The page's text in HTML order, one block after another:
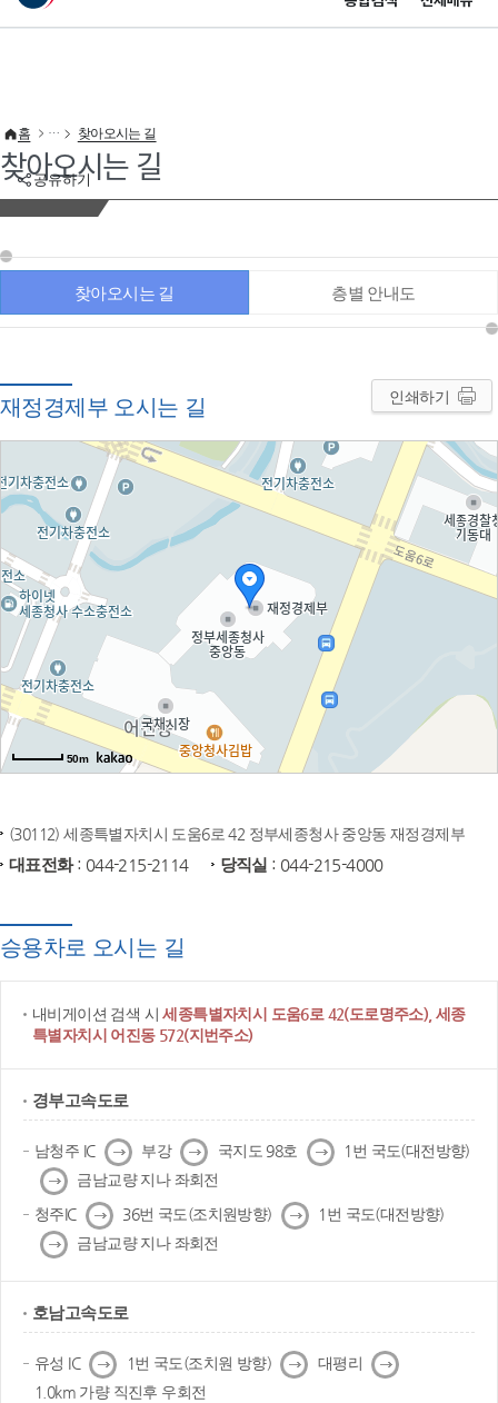
이 누리집은 대한민국 공식 전자정부 누리집입니다.
공유하기
홈 찾아오시는 길
찾아오시는 길
찾아오시는 길 층별 안내도
재정경제부 오시는 길 인쇄하기
50m
(30112) 세종특별자치시 도움6로 42 정부세종청사 중앙동 재정경제부
대표전화: 044-215-2114 당직실 : 044-215-4000
승용차로 오시는 길
내비게이션 검색 시세종특별자치시 도움6로 42(도로명주소), 세종
특별자치시 어진동 572(지번주소)
경부고속도로
남청주 IC 다
음
부강 다
음
국지도 98호 다
음
1번 국도(대전방향)
다
음
금남교량 지나 좌회전
청주IC 다
음
36번 국도(조치원방향) 다
음
1번 국도(대전방향)
다
음
금남교량 지나 좌회전
호남고속도로
유성 IC 다
음
1번 국도(조치원 방향) 다
음
대평리 다
음
1.0km 가량 직진후 우회전